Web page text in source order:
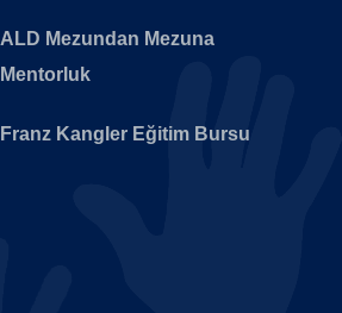
ALD Mezundan Mezuna
Mentorluk
Franz Kangler Eğitim Bursu